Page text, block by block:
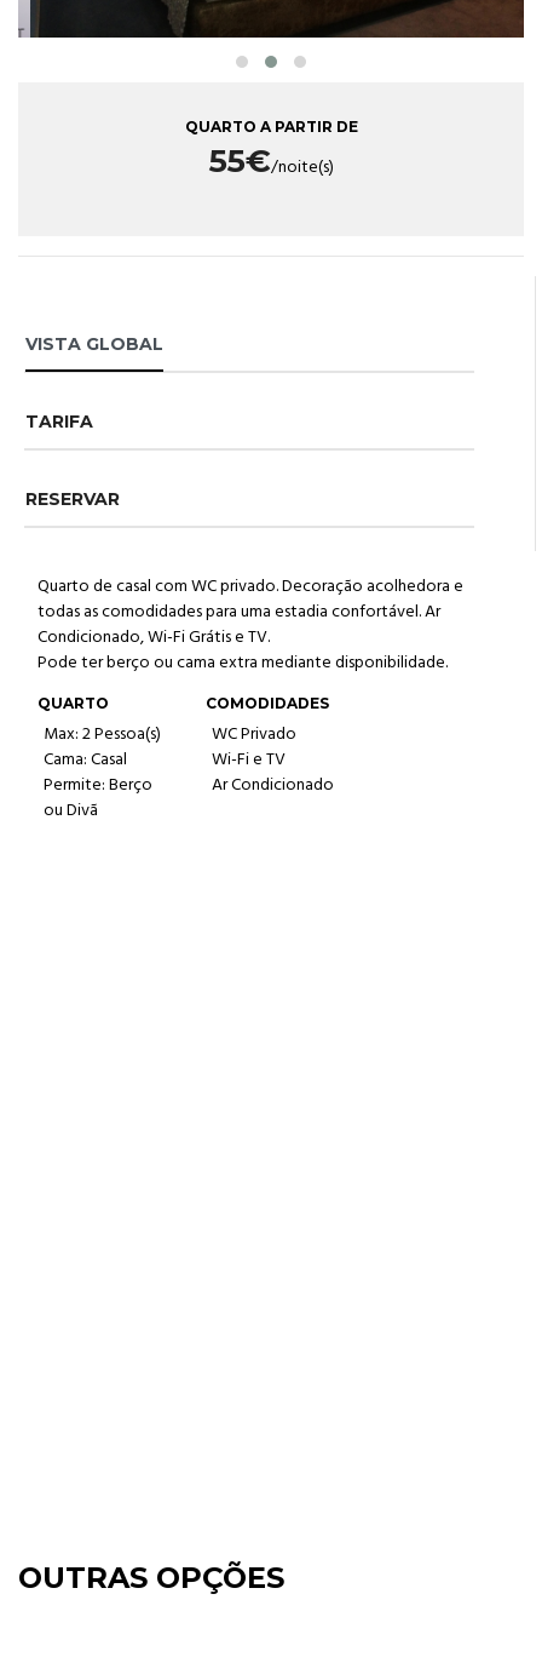
QUARTO A PARTIR DE
55€/noite(s)
VISTA GLOBAL
TARIFA
RESERVAR
Quarto de casal com WC privado. Decoração acolhedora e
todas as comodidades para uma estadia confortável. Ar
Condicionado, Wi-Fi Grátis e TV.
Pode ter berço ou cama extra mediante disponibilidade.
QUARTO
Max: 2 Pessoa(s)
Cama: Casal
Permite: Berço
ou Divã
COMODIDADES
WC Privado
Wi-Fi e TV
Ar Condicionado
OUTRAS OPÇÕES